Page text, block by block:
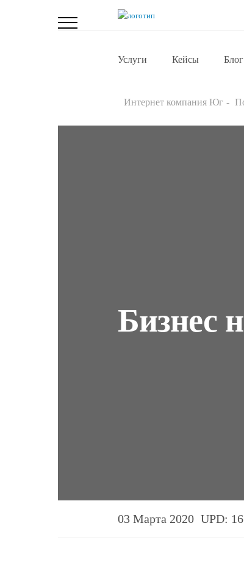
Услуги Кейсы Блог
Интернет компания Юг
Бизнес
03 Марта 2020 UPD: